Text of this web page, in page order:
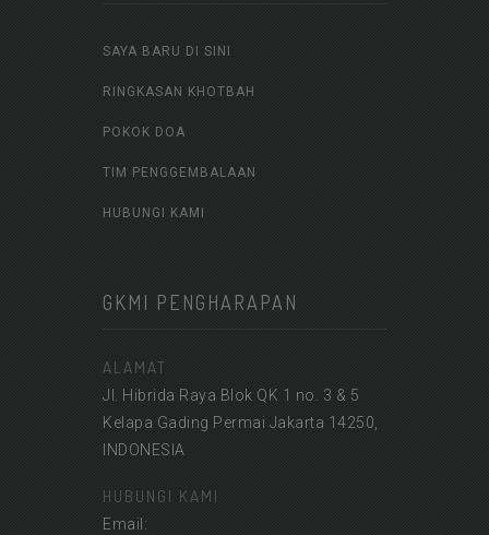
SAYA BARU DI SINI
RINGKASAN KHOTBAH
POKOK DOA
TIM PENGGEMBALAAN
HUBUNGI KAMI
GKMI PENGHARAPAN
ALAMAT
Jl. Hibrida Raya Blok QK 1 no. 3 & 5
Kelapa Gading Permai Jakarta 14250,
INDONESIA
HUBUNGI KAMI
Email: